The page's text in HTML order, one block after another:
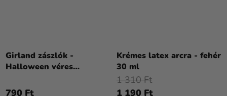
Girland zászlók -
Halloween véres
790 Ft
Krémes latex arcra - fehér
30 ml
1 190 Ft
1 310 Ft